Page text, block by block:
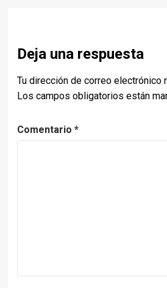
Deja una respuesta
Tu dirección de correo electrónico
Los campos obligatorios están
Comentario *